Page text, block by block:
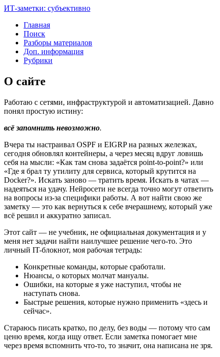
ИТ-заметки: субъективно
Главная
Поиск
Разборы материалов
Доп. информация
Рубрики
О сайте
Работаю с сетями, инфраструктурой и автоматизацией. Давно
понял простую истину:
всё запомнить невозможно.
Вчера ты настраивал OSPF и EIGRP на разных железках,
сегодня обновлял контейнеры, а через месяц вдруг ловишь
себя на мысли: «Как там снова задаётся point-to-point?» или
«Где я брал ту утилиту для сервиса, который крутится на
Docker?». Искать заново — тратить время. Искать в чатах —
надеяться на удачу. Нейросети не всегда точно могут ответить
на вопросы из-за специфики работы. А вот найти свою же
заметку — это как вернуться к себе вчерашнему, который уже
всё решил и аккуратно записал.
Этот сайт — не учебник, не официальная документация и у
меня нет задачи найти наилучшее решение чего-то. Это
личный IT-блокнот, моя рабочая тетрадь:
Конкретные команды, которые сработали.
Нюансы, о которых молчат мануалы.
Ошибки, на которые я уже наступил, чтобы не
наступать снова.
Быстрые решения, которые нужно применить «здесь и
сейчас».
Стараюсь писать кратко, по делу, без воды — потому что сам
ценю время, когда ищу ответ. Если заметка помогает мне
через время вспомнить что-то, то значит, она написана не зря.